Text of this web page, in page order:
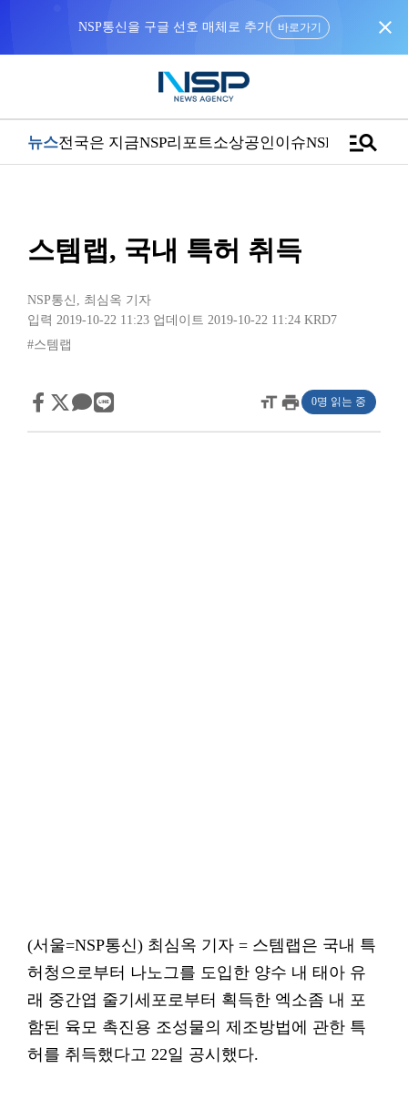
NSP통신을 구글 선호 매체로 추가 바로가기 close
뉴스전국은 지금NSP리포트소상공인이슈NSPTVmanage_search
스템랩, 국내 특허 취득
NSP통신 , 최심옥 기자
입력 2019-10-22 11:23 업데이트 2019-10-22 11:24 KRD7
#스템랩
format_sizeprint 0명 읽는 중
(서울=NSP통신) 최심옥 기자 = 스템랩은 국내 특
허청으로부터 나노그를 도입한 양수 내 태아 유
래 중간엽 줄기세포로부터 획득한 엑소좀 내 포
함된 육모 촉진용 조성물의 제조방법에 관한 특
허를 취득했다고 22일 공시했다.